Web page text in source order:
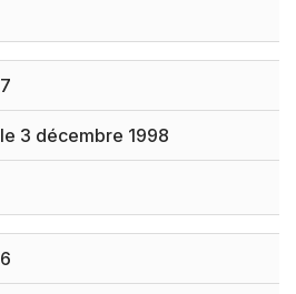
7
le 3 décembre 1998
6